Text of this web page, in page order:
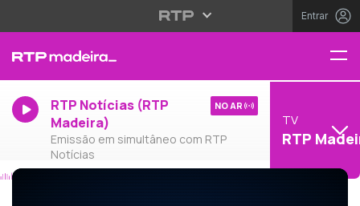
Entrar
RTP Notícias (RTP
Madeira)
Emissão em simultâneo com RTP
Notícias
NO AR
TV
RTP